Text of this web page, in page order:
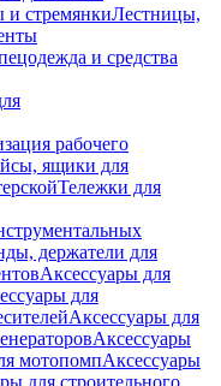
и стремянкиЛестницы,
и средства
рабочего
ящики для
Тележки для
держатели для
Аксессуары для
для
Аксессуары для
Аксессуары
мотопомпАксессуары
для строительного